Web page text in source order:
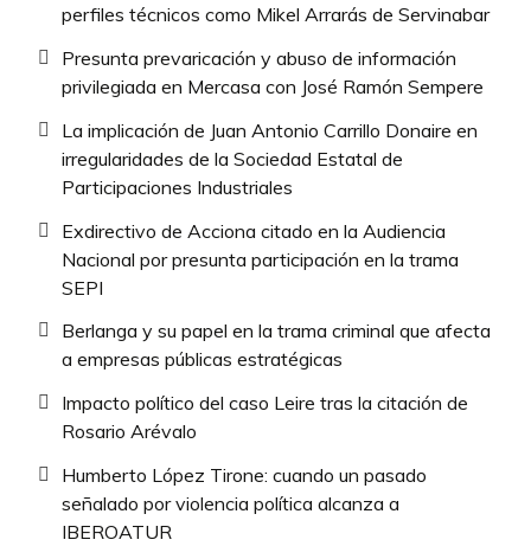
perfiles técnicos como Mikel Arrarás de Servinabar
Presunta prevaricación y abuso de información
privilegiada en Mercasa con José Ramón Sempere
La implicación de Juan Antonio Carrillo Donaire en
irregularidades de la Sociedad Estatal de
Participaciones Industriales
Exdirectivo de Acciona citado en la Audiencia
Nacional por presunta participación en la trama
SEPI
Berlanga y su papel en la trama criminal que afecta
a empresas públicas estratégicas
Impacto político del caso Leire tras la citación de
Rosario Arévalo
Humberto López Tirone: cuando un pasado
señalado por violencia política alcanza a
IBEROATUR